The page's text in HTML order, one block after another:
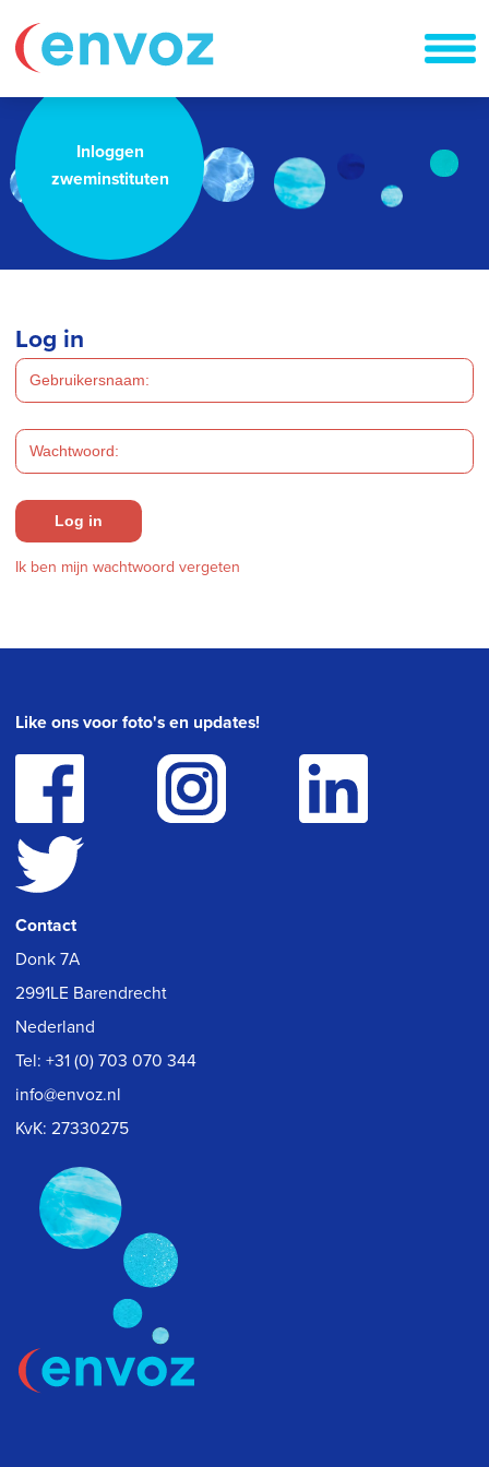
Inloggen
zweminstituten
Log in
Log in
Ik ben mijn wachtwoord vergeten
Like ons voor foto's en updates!
Contact
Donk 7A
2991LE Barendrecht
Nederland
Tel:+31 (0) 703 070 344
info@envoz.nl
KvK: 27330275